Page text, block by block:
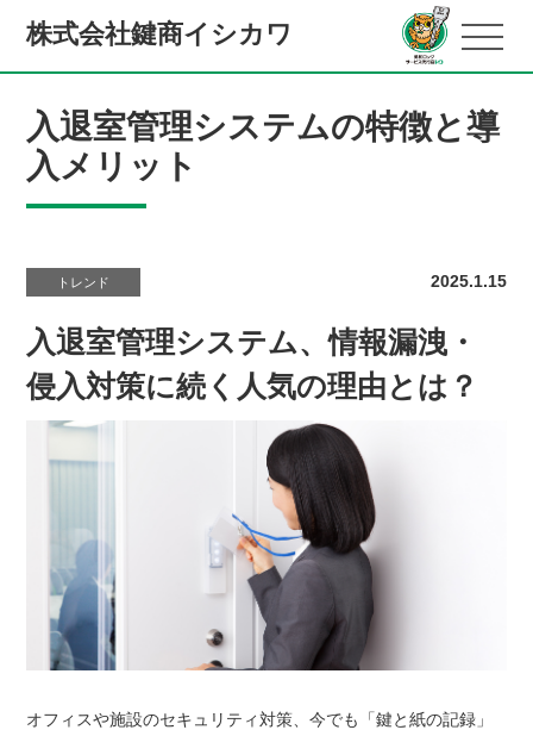
株式会社鍵商イシカワ
入退室管理システムの特徴と導
入メリット
トレンド 2025.1.15
入退室管理システム、情報漏洩・
侵入対策に続く人気の理由とは？
オフィスや施設のセキュリティ対策、今でも「鍵と紙の記録」